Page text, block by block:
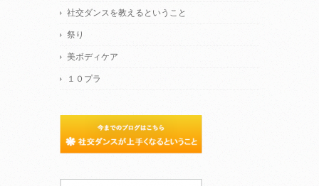
社交ダンスを教えるということ
祭り
美ボディケア
１０プラ